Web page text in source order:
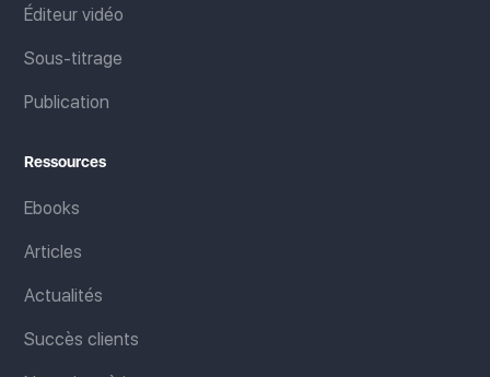
Éditeur vidéo
Sous-titrage
Publication
Ressources
Ebooks
Articles
Actualités
Succès clients